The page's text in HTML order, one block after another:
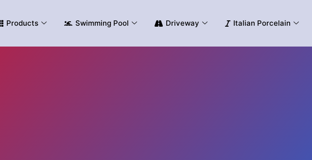
Products Swimming Pool Driveway Italian Porcelain